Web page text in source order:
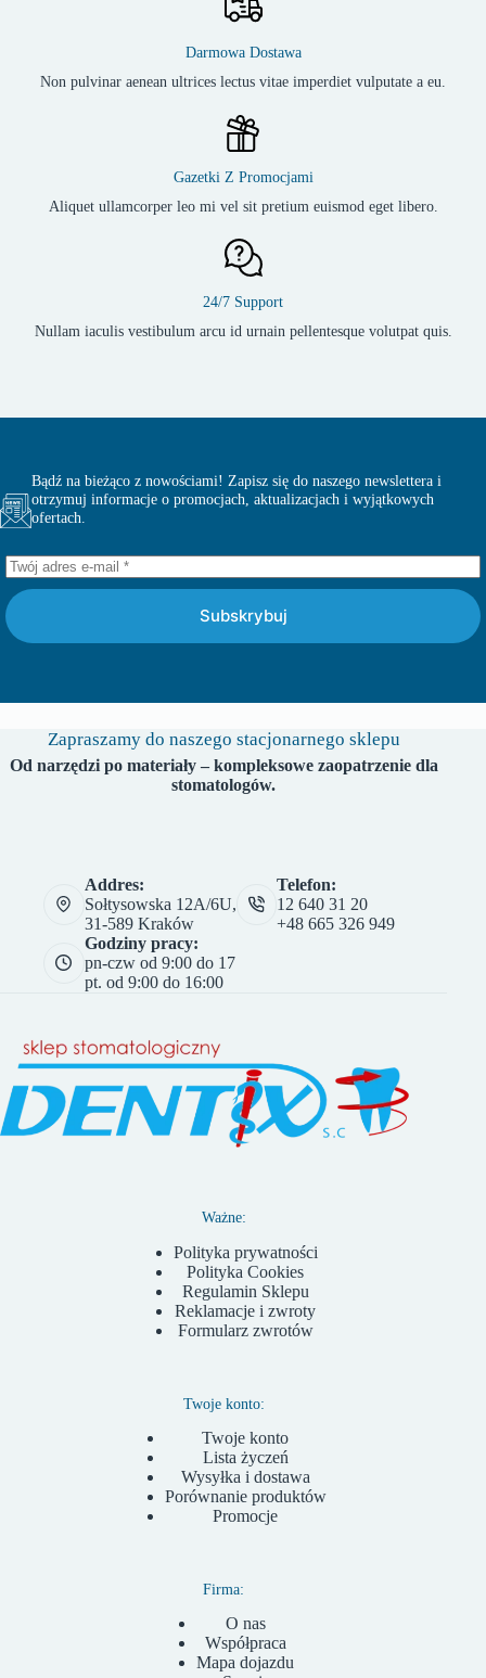
Darmowa Dostawa
Non pulvinar aenean ultrices lectus vitae imperdiet vulputate a eu.
Gazetki Z Promocjami
Aliquet ullamcorper leo mi vel sit pretium euismod eget libero.
24/7 Support
Nullam iaculis vestibulum arcu id urnain pellentesque volutpat quis.
Bądź na bieżąco z nowościami! Zapisz się do naszego newslettera i
otrzymuj informacje o promocjach, aktualizacjach i wyjątkowych
ofertach.
Subskrybuj
Zapraszamy do naszego stacjonarnego sklepu
Od narzędzi po materiały – kompleksowe zaopatrzenie dla
stomatologów.
Addres:
Sołtysowska 12A/6U,
31-589 Kraków
Telefon:
12 640 31 20
+48 665 326 949
Godziny pracy:
pn-czw od 9:00 do 17
pt. od 9:00 do 16:00
Ważne:
Polityka prywatności
Polityka Cookies
Regulamin Sklepu
Reklamacje i zwroty
Formularz zwrotów
Twoje konto:
Twoje konto
Lista życzeń
Wysyłka i dostawa
Porównanie produktów
Promocje
Firma:
O nas
Współpraca
Mapa dojazdu